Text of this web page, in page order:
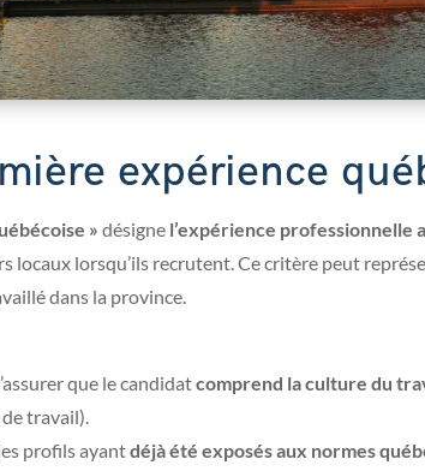
expérience
» désigne l’expérience professionnelle
locaux lorsqu’ils recrutent. Ce critère peut
dans la province.
que le candidatcomprend la culture du
travail).
profils ayantdéjà été exposés aux normes